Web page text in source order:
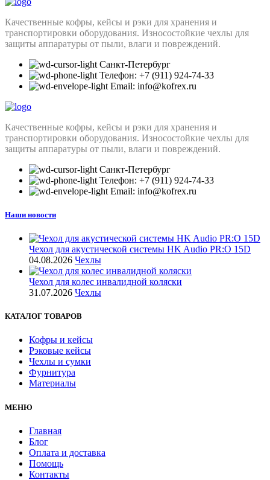
Качественные кофры, кейсы и рэки для хранения и
транспортировки оборудования. Износостойкие чехлы для
защиты аппаратуры от пыли, влаги и повреждений.
Санкт-Петербург
Телефон: +7 (911) 924-74-33
Email: info@kofrex.ru
Качественные кофры, кейсы и рэки для хранения и
транспортировки оборудования. Износостойкие чехлы для
защиты аппаратуры от пыли, влаги и повреждений.
Санкт-Петербург
Телефон: +7 (911) 924-74-33
Email: info@kofrex.ru
Наши новости
Чехол для акустической системы HK Audio PR:O 15D
04.08.2026 Чехлы
Чехол для колес инвалидной коляски
31.07.2026 Чехлы
КАТАЛОГ ТОВАРОВ
Кофры и кейсы
Рэковые кейсы
Чехлы и сумки
Фурнитура
Материалы
МЕНЮ
Главная
Блог
Оплата и доставка
Помощь
Контакты